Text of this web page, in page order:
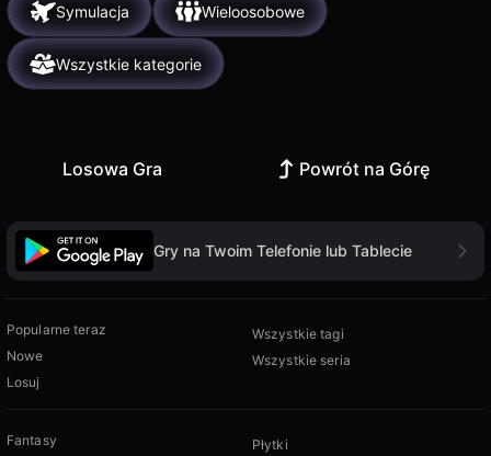
Symulacja Wieloosobowe
Wszystkie kategorie
Losowa Gra Powrót na Górę
Gry na Twoim Telefonie lub Tablecie
Popularne teraz
Nowe
Losuj
Wszystkie tagi
Wszystkie seria
Fantasy
Płytki